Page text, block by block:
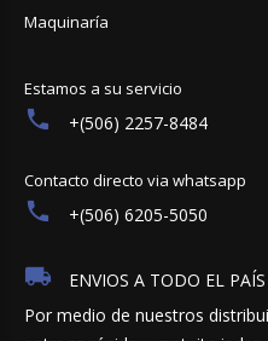
Maquinaría
Estamos a su servicio
+(506) 2257-8484
Contacto directo via whatsapp
+(506) 6205-5050
ENVIOS A TODO EL PAÍS
Por medio de nuestros